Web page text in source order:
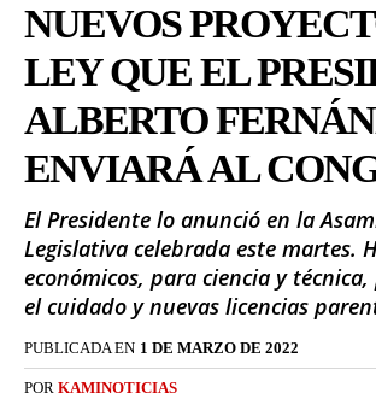
NUEVOS
LEY QUE EL
ALBERTO
ENVIARÁ AL
El Presidente lo anunció en la
Legislativa celebrada este martes.
económicos, para ciencia y
el cuidado y nuevas licencias
PUBLICADA EN 1 DE MARZO DE 2022
POR KAMINOTICIAS